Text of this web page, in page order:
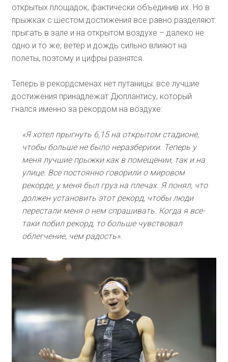
открытых площадок, фактически объединив их. Но в
прыжках с шестом достижения все равно разделяют:
прыгать в зале и на открытом воздухе – далеко не
одно и то же; ветер и дождь сильно влияют на
полеты, поэтому и цифры разнятся.
Теперь в рекордсменах нет путаницы: все лучшие
достижения принадлежат Дюплантису, который
гнался именно за рекордом на воздухе:
«Я хотел прыгнуть 6,15 на открытом стадионе,
чтобы больше не было неразберихи. Теперь у
меня лучшие прыжки как в помещении, так и на
улице. Все постоянно говорили о мировом
рекорде, у меня был груз на плечах. Я понял, что
должен установить этот рекорд, чтобы люди
перестали меня о нем спрашивать. Когда я все-
таки побил рекорд, то больше чувствовал
облегчение, чем радость».